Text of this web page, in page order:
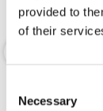
provided to
of their
Selection
Necessary